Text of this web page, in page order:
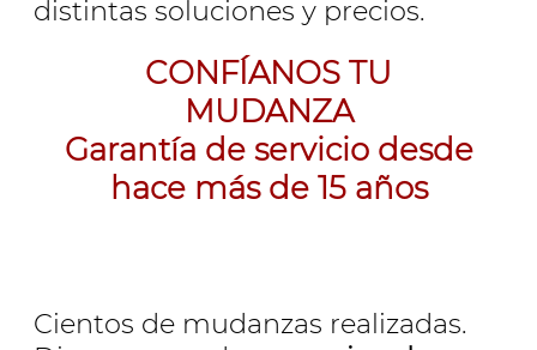
distintas soluciones y precios.
CONFÍANOS TU
MUDANZA
Garantía de servicio desde
hace más de 15 años
Cientos de mudanzas realizadas.